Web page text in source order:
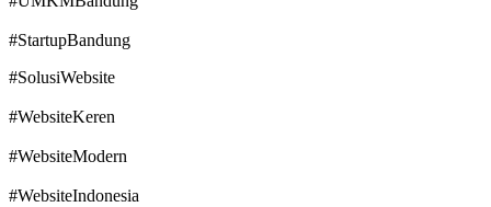
#StartupBandung
#SolusiWebsite
#WebsiteKeren
#WebsiteModern
#WebsiteIndonesia